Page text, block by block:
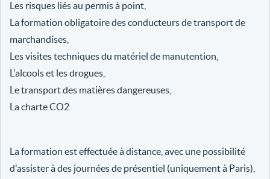
Les risques liés au permis à point,
La formation obligatoire des conducteurs de transport de
marchandises,
Les visites techniques du matériel de manutention,
L'alcools et les drogues,
Le transport des matières dangereuses,
La charte CO2
La formation est effectuée à distance, avec une possibilité
d'assister à des journées de présentiel (uniquement à Paris),